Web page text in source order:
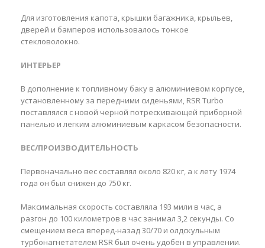
Для изготовления капота, крышки багажника, крыльев,
дверей и бамперов использовалось тонкое
стекловолокно.
ИНТЕРЬЕР
В дополнение к топливному баку в алюминиевом корпусе,
установленному за передними сиденьями, RSR Turbo
поставлялся с новой черной потрескивающей приборной
панелью и легким алюминиевым каркасом безопасности.
ВЕС/ПРОИЗВОДИТЕЛЬНОСТЬ
Первоначально вес составлял около 820 кг, а к лету 1974
года он был снижен до 750 кг.
Максимальная скорость составляла 193 мили в час, а
разгон до 100 километров в час занимал 3,2 секунды. Со
смещением веса вперед-назад 30/70 и олдскульным
турбонагнетателем RSR был очень удобен в управлении.